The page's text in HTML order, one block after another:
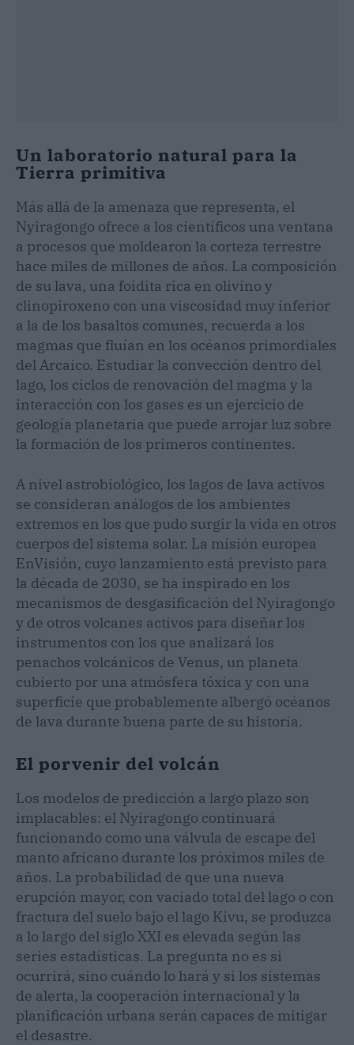
Un laboratorio natural para la
Tierra primitiva
Más allá de la amenaza que representa, el
Nyiragongo ofrece a los científicos una ventana
a procesos que moldearon la corteza terrestre
hace miles de millones de años. La composición
de su lava, una foidita rica en olivino y
clinopiroxeno con una viscosidad muy inferior
a la de los basaltos comunes, recuerda a los
magmas que fluían en los océanos primordiales
del Arcaico. Estudiar la convección dentro del
lago, los ciclos de renovación del magma y la
interacción con los gases es un ejercicio de
geología planetaria que puede arrojar luz sobre
la formación de los primeros continentes.
A nivel astrobiológico, los lagos de lava activos
se consideran análogos de los ambientes
extremos en los que pudo surgir la vida en otros
cuerpos del sistema solar. La misión europea
EnVisión, cuyo lanzamiento está previsto para
la década de 2030, se ha inspirado en los
mecanismos de desgasificación del Nyiragongo
y de otros volcanes activos para diseñar los
instrumentos con los que analizará los
penachos volcánicos de Venus, un planeta
cubierto por una atmósfera tóxica y con una
superficie que probablemente albergó océanos
de lava durante buena parte de su historia.
El porvenir del volcán
Los modelos de predicción a largo plazo son
implacables: el Nyiragongo continuará
funcionando como una válvula de escape del
manto africano durante los próximos miles de
años. La probabilidad de que una nueva
erupción mayor, con vaciado total del lago o con
fractura del suelo bajo el lago Kivu, se produzca
a lo largo del siglo XXI es elevada según las
series estadísticas. La pregunta no es si
ocurrirá, sino cuándo lo hará y si los sistemas
de alerta, la cooperación internacional y la
planificación urbana serán capaces de mitigar
el desastre.